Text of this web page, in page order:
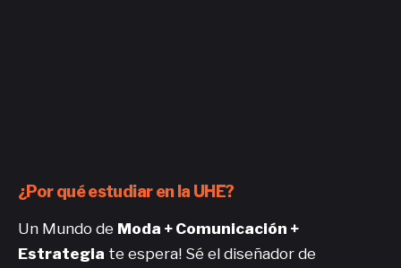
¿Por qué estudiar en la UHE?
Un Mundo de Moda + Comunicación +
Estrategia te espera! Sé el diseñador de